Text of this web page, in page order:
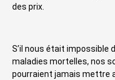
des prix.
S’il nous était impossible
maladies mortelles, nos
pourraient jamais mettre